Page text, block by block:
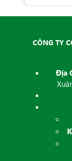
CÔNG TY
Địa